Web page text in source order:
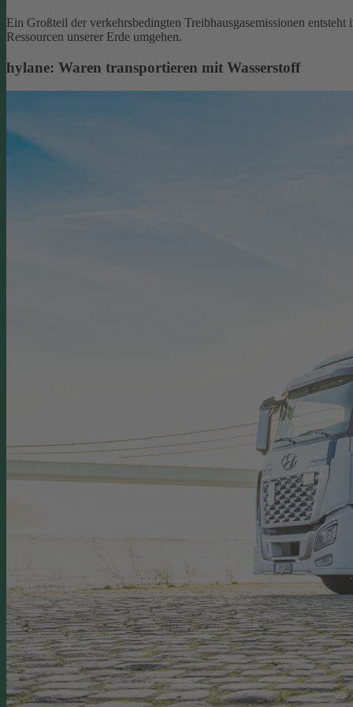
Ein Großteil der verkehrsbedingten Treibhausgasemissionen
Ressourcen unserer Erde umgehen.
hylane: Waren transportieren mit Wasserstoff